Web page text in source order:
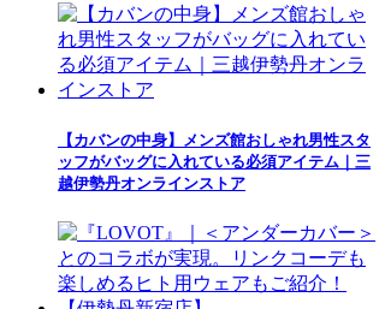
【カバンの中身】メンズ館おしゃれ男性スタ
ッフがバッグに入れている必須アイテム｜三
越伊勢丹オンラインストア